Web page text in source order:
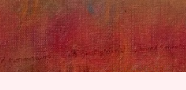
to main content